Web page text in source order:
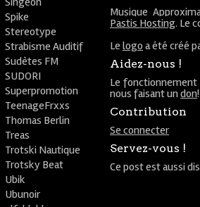
Musique
Pastis Hosting. Le
Le logo a été créé
Aidez-nous !
Le
nous faisant undon!
Contribution
Se connecter
Servez-vous !
Ce post est aussi
Spike
Stereotype
Strabisme Auditif
Sudètes FM
SUDORI
Superpromotion
TeenageFrxxs
Thomas Berlin
Treas
Trotski Nautique
Trotsky Beat
Ubik
Ubunoir